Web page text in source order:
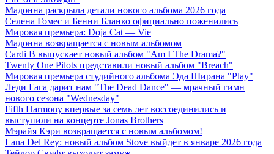
Мадонна раскрыла детали нового альбома 2026 года
Селена Гомес и Бенни Бланко официально поженились
Мировая премьера: Doja Cat — Vie
Мадонна возвращается с новым альбомом
Cardi B выпускает новый альбом "Am I The Drama?"
Twenty One Pilots представили новый альбом "Breach"
Мировая премьера студийного альбома Эда Ширана "Play"
Леди Гага дарит нам "The Dead Dance" — мрачный гимн
нового сезона "Wednesday"
Fifth Harmony впервые за семь лет воссоединились и
выступили на концерте Jonas Brothers
Мэрайя Кэри возвращается с новым альбомом!
Lana Del Rey: новый альбом Stove выйдет в январе 2026 года